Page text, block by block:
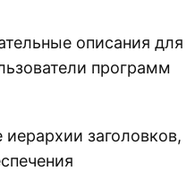
описания для
программ
заголовков,